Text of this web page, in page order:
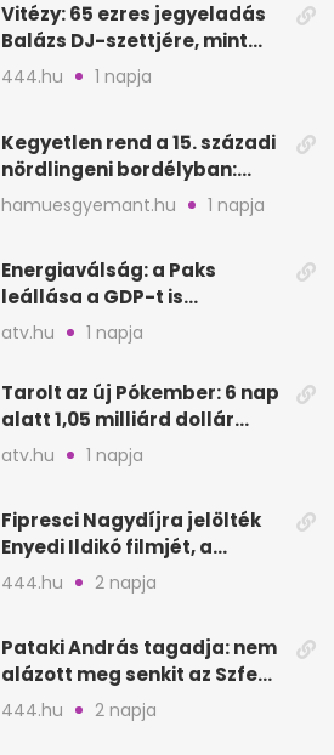
Vitézy: 65 ezres jegyeladás
Balázs DJ-szettjére, mint
metró nélküli Puskás-meccs
444.hu 1 napja
Kegyetlen rend a 15. századi
nördlingeni bordélyban:
verés, éheztetés
hamuesgyemant.hu 1 napja
Energiaválság: a Paks
leállása a GDP-t is
megütheti, int az
Oeconomus
atv.hu 1 napja
Tarolt az új Pókember: 6 nap
alatt 1,05 milliárd dollár
bevétel
atv.hu 1 napja
Fipresci Nagydíjra jelölték
Enyedi Ildikó filmjét, a
Csendes barátot
444.hu 2 napja
Pataki András tagadja: nem
alázott meg senkit az Szfe
felvételijén
444.hu 2 napja